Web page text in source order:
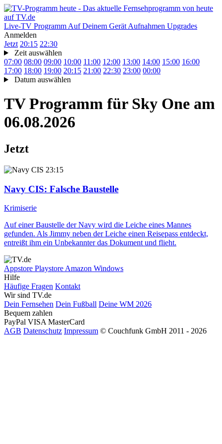
Live-TV Programm Auf Deinem Gerät Aufnahmen Upgrades
Anmelden
Jetzt 20:15 22:30
Zeit auswählen
07:00 08:00 09:00 10:00 11:00 12:00 13:00 14:00 15:00 16:00
17:00 18:00 19:00 20:15 21:00 22:30 23:00 00:00
Datum auswählen
TV Programm für Sky One am
06.08.2026
Jetzt
23:15
Navy CIS: Falsche Baustelle
Krimiserie
Auf einer Baustelle der Navy wird die Leiche eines Mannes
gefunden. Als Jimmy neben der Leiche einen Reisepass entdeckt,
entreißt ihm ein Unbekannter das Dokument und flieht.
Appstore Playstore Amazon Windows
Hilfe
Häufige Fragen Kontakt
Wir sind TV.de
Dein Fernsehen Dein Fußball Deine WM 2026
Bequem zahlen
PayPal VISA MasterCard
AGB Datenschutz Impressum © Couchfunk GmbH 2011 - 2026